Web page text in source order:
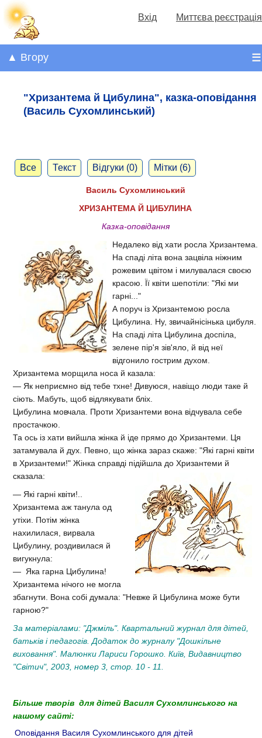
Вхід Миттєва реєстрація
☰
▲ Вгору
"Хризантема й Цибулина", казка-оповідання
(Василь Сухомлинський)
Все Текст Відгуки (0) Мітки (6)
Василь Сухомлинський
ХРИЗАНТЕМА Й ЦИБУЛИНА
Казка-оповідання
Недалеко від хати росла Хризантема.
На спаді літа вона зацвіла ніжним
рожевим цвітом і милувалася своєю
красою. Її квіти шепотіли: "Які ми
гарні..."
А поруч із Хризантемою росла
Цибулина. Ну, звичайнісінька цибуля.
На спаді літа Цибулина доспіла,
зелене пір'я зів'яло, й від неї
відгонило гострим духом.
Хризантема морщила носа й казала:
— Як неприємно від тебе тхне! Дивуюся, навіщо люди таке й
сіють. Мабуть, щоб відлякувати бліх.
Цибулина мовчала. Проти Хризантеми вона відчувала себе
простачкою.
Та ось із хати вийшла жінка й іде прямо до Хризантеми. Ця
затамувала й дух. Певно, що жінка зараз скаже: "Які гарні квіти
в Хризантеми!" Жінка справді підійшла до Хризантеми й
сказала:
— Які гарні квіти!..
Хризантема аж танула од
утіхи. Потім жінка
нахилилася, вирвала
Цибулину, роздивилася й
вигукнула:
— Яка гарна Цибулина!
Хризантема нічого не могла
збагнути. Вона собі думала: "Невже й Цибулина може бути
гарною?"
За матеріалами: "Джміль". Квартальний журнал для дітей,
батьків і педагогів. Додаток до журналу "Дошкільне
виховання". Малюнки Лариси Горошко. Київ, Видавництво
"Світич", 2003, номер 3, стор. 10 - 11.
Більше творів для дітей Василя Сухомлинського на
нашому сайті:
Оповідання Василя Сухомлинського для дітей